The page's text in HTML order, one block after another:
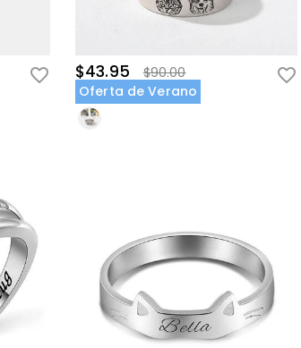
$43.95
$90.00
Oferta de Verano